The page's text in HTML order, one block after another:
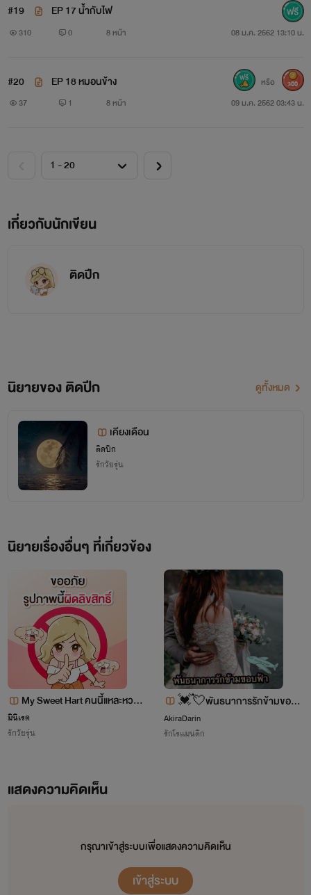
#19 EP 17 น้ำกับไฟ
310 0 8 หน้า 08 ม.ค. 2562 13:10 น.
#20 EP 18 หมอนข้าง
37 1 8 หน้า 09 ม.ค. 2562 03:43 น.
หรือ 300
เกี่ยวกับนักเขียน
ติดปีก
นิยายของ ติดปีก ดูทั้งหมด
เคียงเดือน
ติดปีก
รักวัยรุ่น
นิยายเรื่องอื่นๆ ที่เกี่ยวข้อง
My Sweet Hart คนนี้แหละหวานใ
จผม
มินิเรด
รักวัยรุ่น
💓💘พันธนาการรักข้ามขอบ
ฟ้า✈️☁️
AkiraDarin
รักโรแมนติก
แสดงความคิดเห็น
กรุณาเข้าสู่ระบบเพื่อแสดงความคิดเห็น
เข้าสู่ระบบ